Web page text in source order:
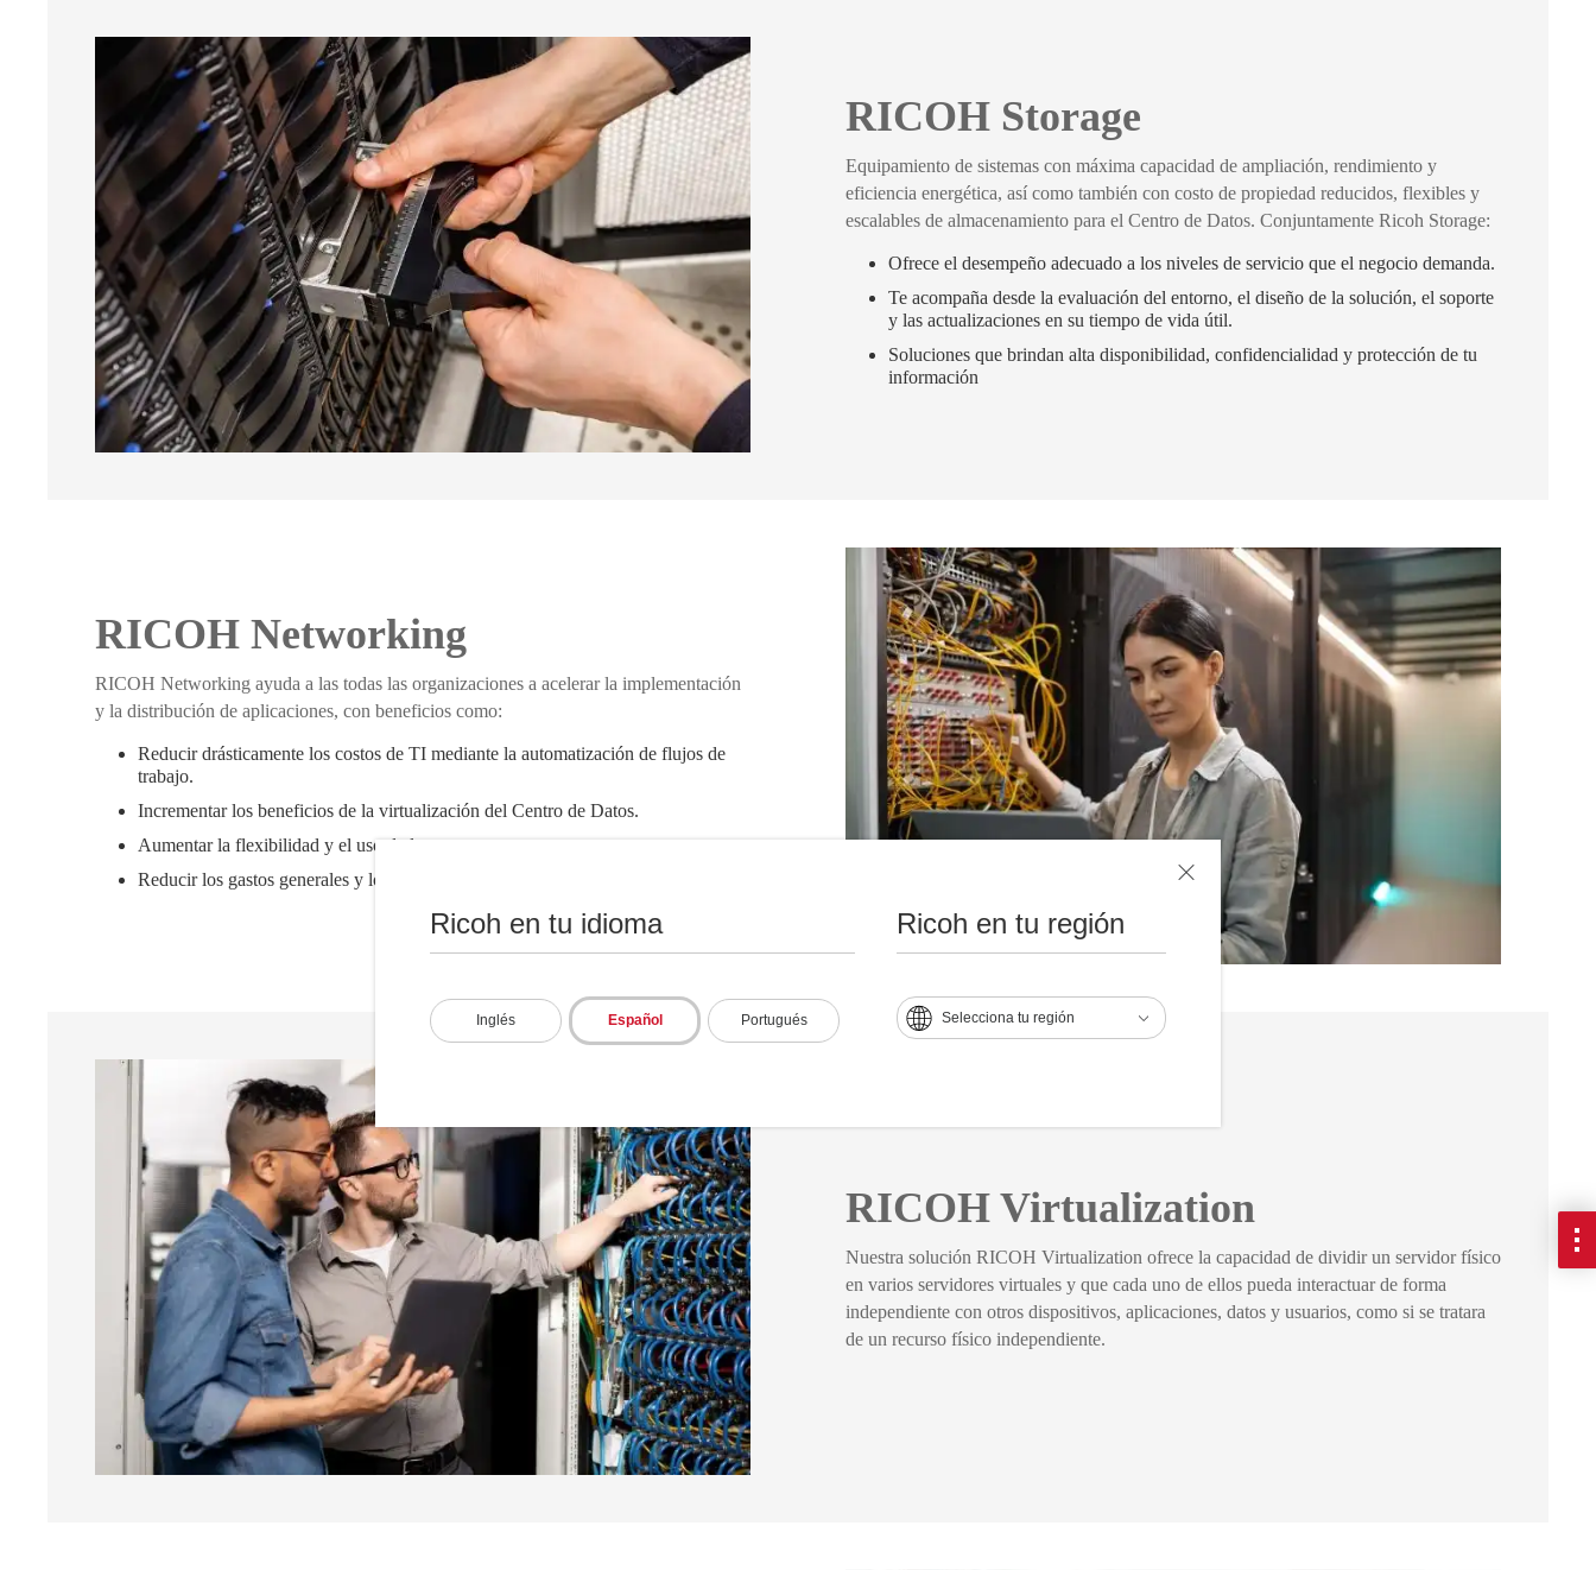
Ricoh en tu idioma
Inglés Español Portugués
Ricoh en tu región
Selecciona tu región
RICOH Storage
Equipamiento de sistemas con máxima capacidad de ampliación, rendimiento y
eficiencia energética, así como también con costo de propiedad reducidos, flexibles y
escalables de almacenamiento para el Centro de Datos. Conjuntamente Ricoh Storage:
Ofrece el desempeño adecuado a los niveles de servicio que el negocio demanda.
Te acompaña desde la evaluación del entorno, el diseño de la solución, el soporte
y las actualizaciones en su tiempo de vida útil.
Soluciones que brindan alta disponibilidad, confidencialidad y protección de tu
información
RICOH Networking
RICOH Networking ayuda a las todas las organizaciones a acelerar la implementación
y la distribución de aplicaciones, con beneficios como:
Reducir drásticamente los costos de TI mediante la automatización de flujos de
trabajo.
Incrementar los beneficios de la virtualización del Centro de Datos.
Aumentar la flexibilidad y el uso de los recursos.
Reducir los gastos generales y los costos de infraestructura
RICOH Virtualization
Nuestra solución RICOH Virtualization ofrece la capacidad de dividir un servidor físico
en varios servidores virtuales y que cada uno de ellos pueda interactuar de forma
independiente con otros dispositivos, aplicaciones, datos y usuarios, como si se tratara
de un recurso físico independiente.